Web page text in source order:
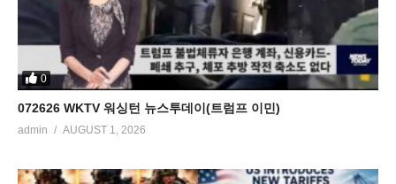
0
072626 WKTV 워싱턴 뉴스투데이(트럼프 이민)
admin AUGUST 1, 2026